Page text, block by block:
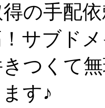
の手配
！サブド
つくて
す♪